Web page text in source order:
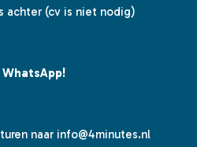
achter (cv is niet nodig)
WhatsApp!
naar info@4minutes.nl